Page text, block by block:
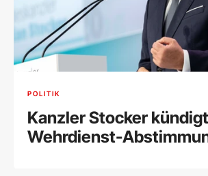
POLITIK
Kanzler Stocker kündigt
Wehrdienst-